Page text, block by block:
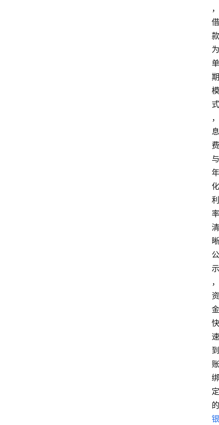
，
借
款
为
单
期
模
式
，
息
费
与
年
化
利
率
清
晰
公
示
，
资
金
快
速
到
账
绑
定
的
银